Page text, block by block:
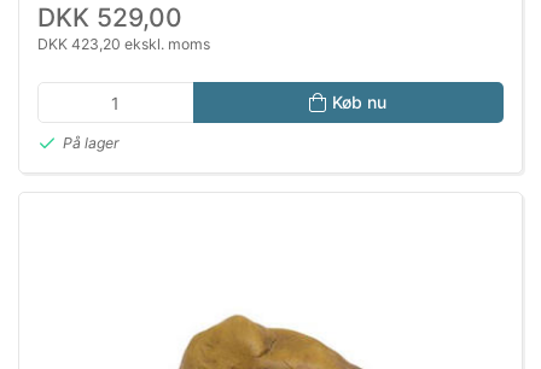
DKK 529,00
DKK 423,20 ekskl. moms
Køb nu
På lager